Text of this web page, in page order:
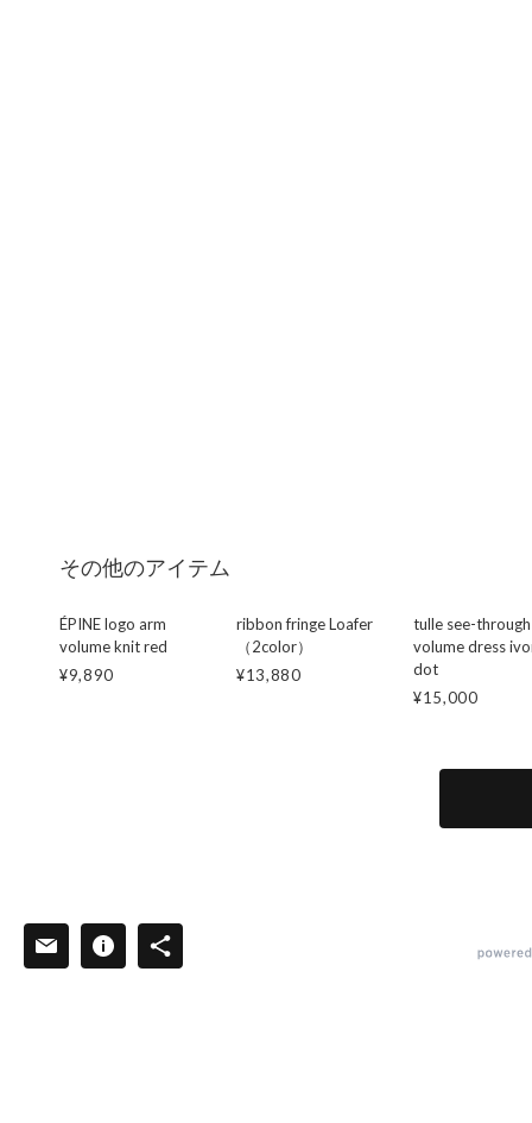
その他のアイテム
ÉPINE logo arm
volume knit red
¥9,890
ribbon fringe Loafer
（2color）
¥13,880
tulle see-through
volume dress
dot
¥15,000